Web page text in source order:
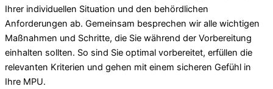
Ihrer individuellen Situation und den behördlichen
Anforderungen ab. Gemeinsam besprechen wir alle wichtigen
Maßnahmen und Schritte, die Sie während der Vorbereitung
einhalten sollten. So sind Sie optimal vorbereitet, erfüllen die
relevanten Kriterien und gehen mit einem sicheren Gefühl in
Ihre MPU.